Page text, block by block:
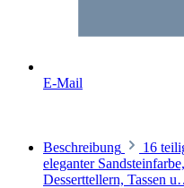
E-Mail
Beschreibung
16
eleganter
Desserttellern, Tassen